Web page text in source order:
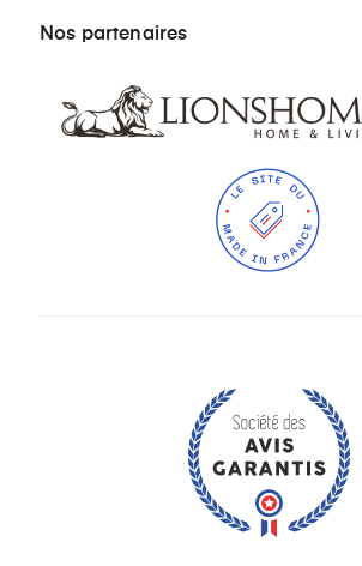
Nos partenaires